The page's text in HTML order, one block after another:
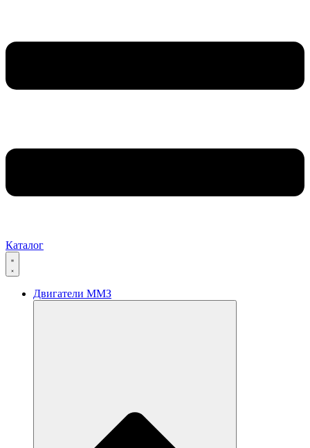
Каталог
Двигатели ММЗ